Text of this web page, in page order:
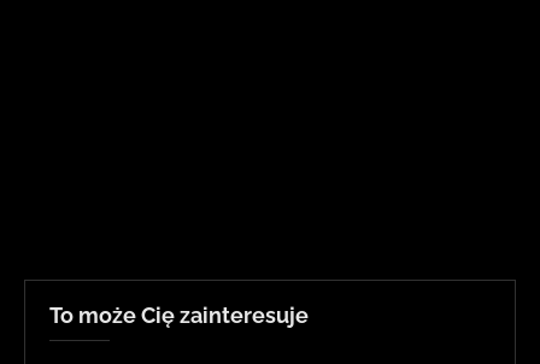
To może Cię zainteresuje